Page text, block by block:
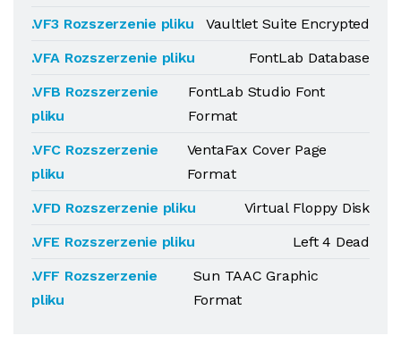
.VF3 Rozszerzenie pliku
Vaultlet Suite Encrypted
.VFA Rozszerzenie pliku
FontLab Database
.VFB Rozszerzenie
pliku
FontLab Studio Font
Format
.VFC Rozszerzenie
pliku
VentaFax Cover Page
Format
.VFD Rozszerzenie pliku
Virtual Floppy Disk
.VFE Rozszerzenie pliku
Left 4 Dead
.VFF Rozszerzenie
pliku
Sun TAAC Graphic
Format